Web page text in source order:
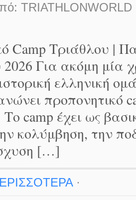
TRIATHLONWORLD
Camp Τριάθλου |
Για ακόμη μία
ελληνική
προπονητικό
camp έχει ως
κολύμβηση, την
[…]
·